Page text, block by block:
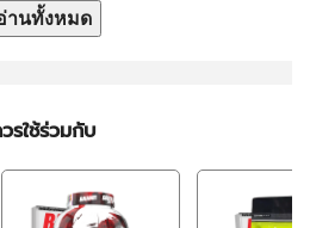
านทั้งหมด
รใช้ร่วมกับ